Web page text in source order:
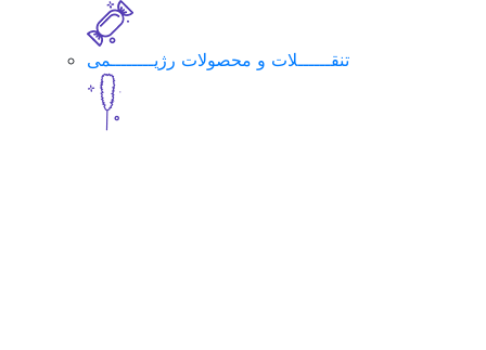
تنقــــــلات و محصولات رژیــــــــمی